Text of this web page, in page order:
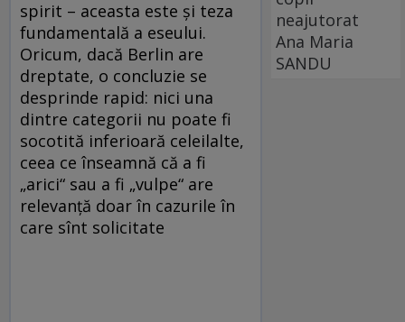
spirit – aceasta este şi teza
fundamentală a eseului.
Oricum, dacă Berlin are
dreptate, o concluzie se
desprinde rapid: nici una
dintre categorii nu poate fi
socotită inferioară celeilalte,
ceea ce înseamnă că a fi
„arici“ sau a fi „vulpe“ are
relevanţă doar în cazurile în
care sînt solicitate
neajutorat
Ana Maria
SANDU